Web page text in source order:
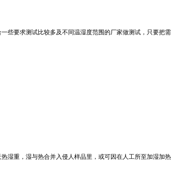
要求测试比较多及不同温湿度范围的厂家做测试，只要把
重，湿与热合并入侵人样品里，或可因在人工所至加湿加